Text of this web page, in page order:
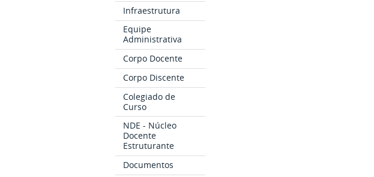
Infraestrutura
Equipe
Administrativa
Corpo Docente
Corpo Discente
Colegiado de
Curso
NDE - Núcleo
Docente
Estruturante
Documentos